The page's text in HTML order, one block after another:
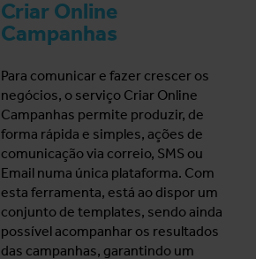
Criar Online
Campanhas
Para comunicar e fazer crescer os
negócios, o serviço Criar Online
Campanhas permite produzir, de
forma rápida e simples, ações de
comunicação via correio, SMS ou
Email numa única plataforma. Com
esta ferramenta, está ao dispor um
conjunto de templates, sendo ainda
possível acompanhar os resultados
das campanhas, garantindo um